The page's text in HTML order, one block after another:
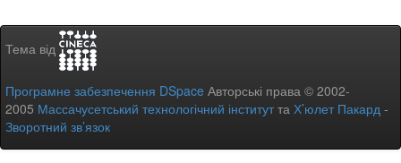
Тема від
Програмне забезпечення DSpace Авторські права © 2002-
2005 Массачусетський технологічний інститутта Х’юлет Пакард -
Зворотний зв’язок